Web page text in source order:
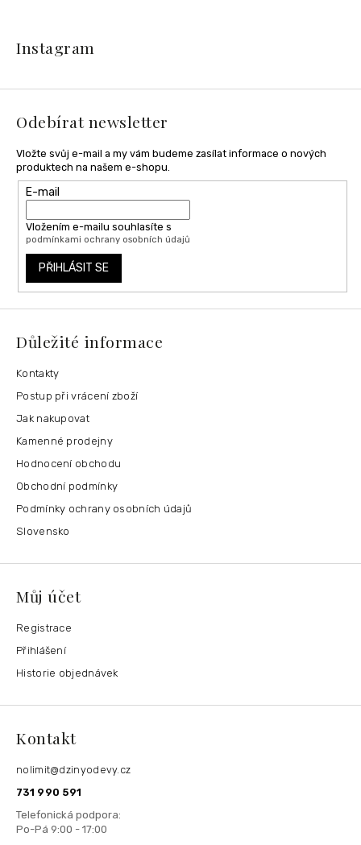
t
Instagram
Odebírat newsletter
Vložte svůj e-mail a my vám budeme zasílat informace o nových
produktech na našem e-shopu.
E-mail
Vložením e-mailu souhlasíte s
podmínkami ochrany osobních údajů
PŘIHLÁSIT SE
Důležité informace
Kontakty
Postup při vrácení zboží
Jak nakupovat
Kamenné prodejny
Hodnocení obchodu
Obchodní podmínky
Podmínky ochrany osobních údajů
Slovensko
Můj účet
Registrace
Přihlášení
Historie objednávek
Kontakt
nolimit@dzinyodevy.cz
731 990 591